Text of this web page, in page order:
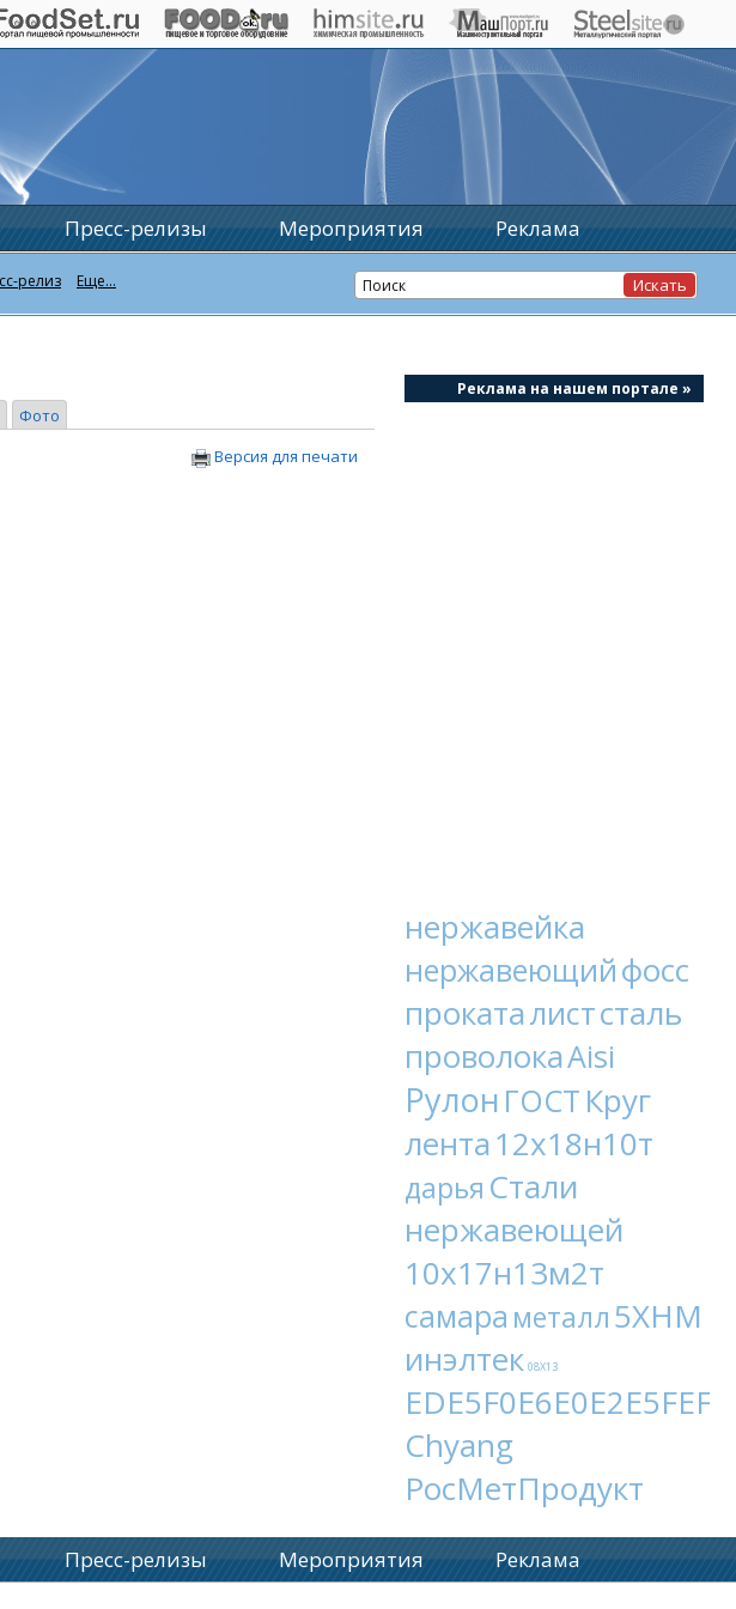
Реклама на нашем портале »
нержавейка
нержавеющийфосс
прокаталистсталь
проволокаAisi
Рулон ГОСТ Круг
лента12х18н10т
дарья Стали
нержавеющей
10х17н13м2т
самара металл5ХНМ
инэлтек 08Х13
Chyang
РосМетПродукт
Фото
Версия для печати
Пресс-релизы Мероприятия Реклама
релиз Еще...
Пресс-релизы Мероприятия Реклама